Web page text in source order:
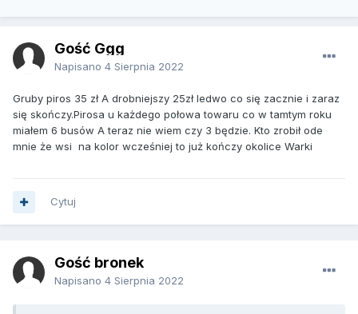
Gość Ggg
Napisano 4 Sierpnia 2022
Gruby piros 35 zł A drobniejszy 25zł ledwo co się zacznie i zaraz
się skończy.Pirosa u każdego połowa towaru co w tamtym roku
miałem 6 busów A teraz nie wiem czy 3 będzie. Kto zrobił ode
mnie że wsi na kolor wcześniej to już kończy okolice Warki
Cytuj
Gość bronek
Napisano 4 Sierpnia 2022